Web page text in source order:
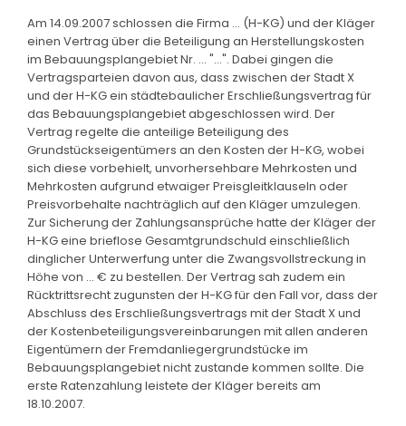
Am 14.09.2007 schlossen die Firma ... (H-KG) und der Kläger
einen Vertrag über die Beteiligung an Herstellungskosten
im Bebauungsplangebiet Nr. ... "...". Dabei gingen die
Vertragsparteien davon aus, dass zwischen der Stadt X
und der H-KG ein städtebaulicher Erschließungsvertrag für
das Bebauungsplangebiet abgeschlossen wird. Der
Vertrag regelte die anteilige Beteiligung des
Grundstückseigentümers an den Kosten der H-KG, wobei
sich diese vorbehielt, unvorhersehbare Mehrkosten und
Mehrkosten aufgrund etwaiger Preisgleitklauseln oder
Preisvorbehalte nachträglich auf den Kläger umzulegen.
Zur Sicherung der Zahlungsansprüche hatte der Kläger der
H-KG eine brieflose Gesamtgrundschuld einschließlich
dinglicher Unterwerfung unter die Zwangsvollstreckung in
Höhe von ... € zu bestellen. Der Vertrag sah zudem ein
Rücktrittsrecht zugunsten der H-KG für den Fall vor, dass der
Abschluss des Erschließungsvertrags mit der Stadt X und
der Kostenbeteiligungsvereinbarungen mit allen anderen
Eigentümern der Fremdanliegergrundstücke im
Bebauungsplangebiet nicht zustande kommen sollte. Die
erste Ratenzahlung leistete der Kläger bereits am
18.10.2007.